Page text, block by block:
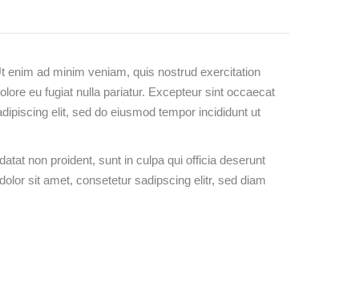
enim ad minim veniam, quis nostrud exercitation
eu fugiat nulla pariatur. Excepteur sint occaecat
elit, sed do eiusmod tempor incididunt ut
non proident, sunt in culpa qui officia deserunt
sit amet, consetetur sadipscing elitr, sed diam